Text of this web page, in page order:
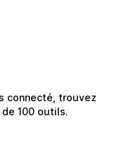
connecté, trouvez
100 outils.